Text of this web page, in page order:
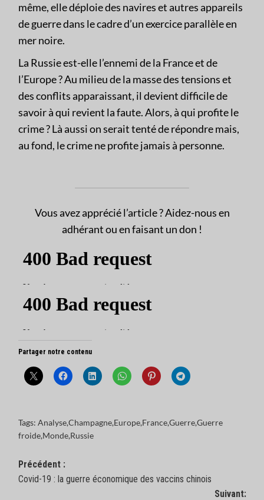
même, elle déploie des navires et autres appareils
de guerre dans le cadre d’un exercice parallèle en
mer noire.
La Russie est-elle l’ennemi de la France et de
l’Europe ? Au milieu de la masse des tensions et
des conflits apparaissant, il devient difficile de
savoir à qui revient la faute. Alors, à qui profite le
crime ? Là aussi on serait tenté de répondre mais,
au fond, le crime ne profite jamais à personne.
Vous avez apprécié l’article ? Aidez-nous en
adhérant ou en faisant un don !
Partager notre contenu
Tags: Analyse,Champagne,Europe,France,Guerre,Guerre
froide,Monde,Russie
Navigation
d’article
Précédent :
Covid-19 : la guerre économique des vaccins chinois
Suivant: